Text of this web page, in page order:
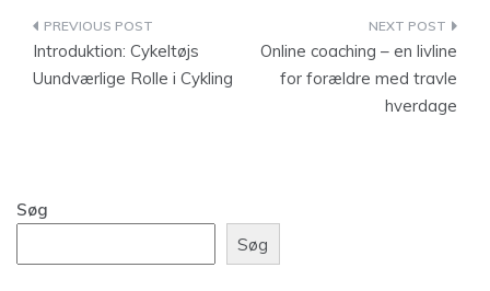
Indlægsnavigation
Introduktion: Cykeltøjs
Uundværlige Rolle i Cykling
Online coaching – en livline
for forældre med travle
hverdage
Søg
Søg